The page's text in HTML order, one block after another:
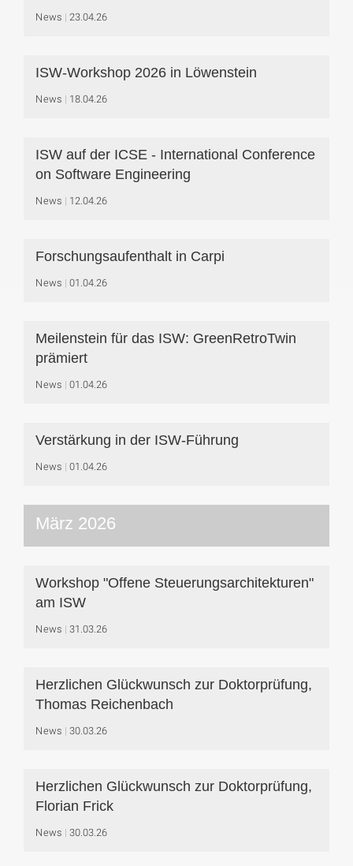
News 23.04.26
ISW-Workshop 2026 in Löwenstein
News 18.04.26
ISW auf der ICSE - International Conference
on Software Engineering
News 12.04.26
Forschungsaufenthalt in Carpi
News 01.04.26
Meilenstein für das ISW: GreenRetroTwin
prämiert
News 01.04.26
Verstärkung in der ISW-Führung
News 01.04.26
März 2026
Workshop "Offene Steuerungsarchitekturen"
am ISW
News 31.03.26
Herzlichen Glückwunsch zur Doktorprüfung,
Thomas Reichenbach
News 30.03.26
Herzlichen Glückwunsch zur Doktorprüfung,
Florian Frick
News 30.03.26